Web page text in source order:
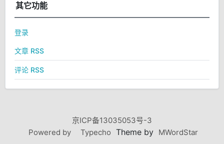
其它功能
登录
文章 RSS
评论 RSS
京ICP备13035053号-3
Powered by
Typecho Theme by MWordStar